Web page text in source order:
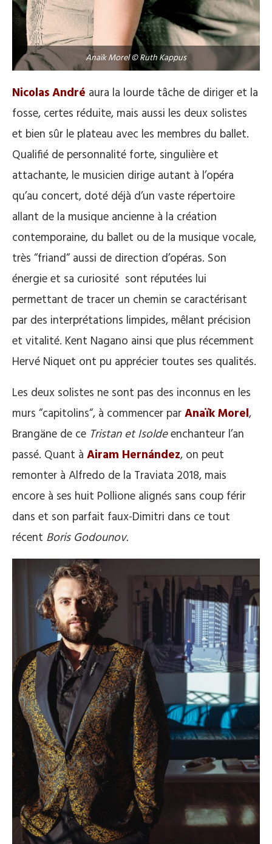
Anaïk Morel © Ruth Kappus
Nicolas André aura la lourde tâche de diriger et la
fosse, certes réduite, mais aussi les deux solistes
et bien sûr le plateau avec les membres du ballet.
Qualifié de personnalité forte, singulière et
attachante, le musicien dirige autant à l’opéra
qu’au concert, doté déjà d’un vaste répertoire
allant de la musique ancienne à la création
contemporaine, du ballet ou de la musique vocale,
très “friand“ aussi de direction d’opéras. Son
énergie et sa curiosité sont réputées lui
permettant de tracer un chemin se caractérisant
par des interprétations limpides, mêlant précision
et vitalité. Kent Nagano ainsi que plus récemment
Hervé Niquet ont pu apprécier toutes ses qualités.
Les deux solistes ne sont pas des inconnus en les
murs “capitolins“, à commencer parAnaïk Morel,
Brangäne de ce Tristan et Isoldeenchanteur l’an
passé. Quant à Airam Hernández, on peut
remonter à Alfredo de la Traviata 2018, mais
encore à ses huit Pollione alignés sans coup férir
dans et son parfait faux-Dimitri dans ce tout
récent Boris Godounov.